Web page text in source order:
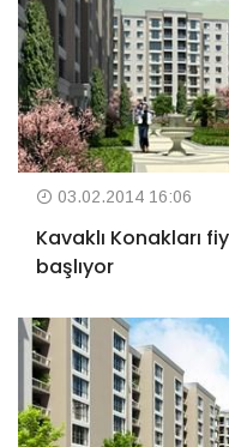
03.02.2014 16:06
Kavaklı Konakları
başlıyor